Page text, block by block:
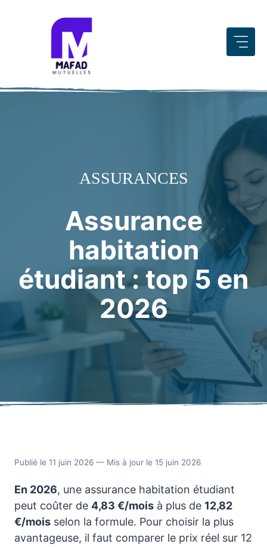
ASSURANCES
Assurance
habitation
étudiant : top 5 en
2026
Publié le 11 juin 2026 — Mis à jour le 15 juin 2026
En 2026, une assurance habitation étudiant
peut coûter de 4,83 €/mois à plus de 12,82
€/mois selon la formule. Pour choisir la plus
avantageuse, il faut comparer le prix réel sur 12